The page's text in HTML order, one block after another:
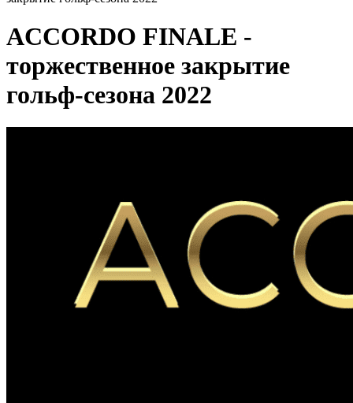
ACCORDO FINALE -
торжественное закрытие
гольф-сезона 2022